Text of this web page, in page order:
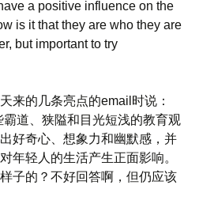
a positive influence on the
is it that they are who they are
but important to try
来的几条亮点的email时说：
霸道、狭隘和目光短浅的教育观
好奇心、想象力和幽默感，并
年轻人的生活产生正面影响。
子的？不好回答啊，但仍应该